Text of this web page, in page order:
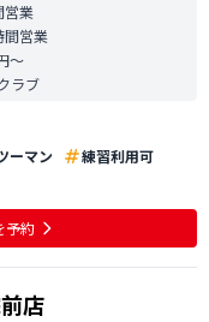
営業
間営業
〜
ラブ
ーマン
練習利用可
予約
店